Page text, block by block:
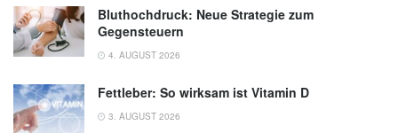
Auflage, 2016
Arne May: S1-Leitlinie Clusterkopfschmerz
und trigeminoautonome Kopfschmerzen,
(Abruf 13.09.2019),DGN
Bluthochdruck: Neue Strategie zum
Gegensteuern
4. AUGUST 2026
Fettleber: So wirksam ist Vitamin D
3. AUGUST 2026